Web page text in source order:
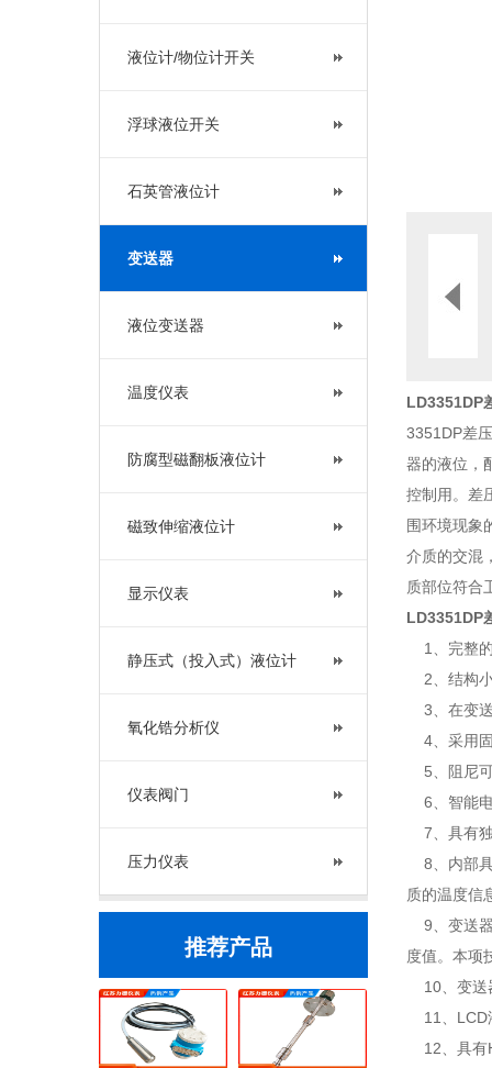
液位计/物位计开关
浮球液位开关
石英管液位计
变送器
液位变送器
温度仪表
防腐型磁翻板液位计
磁致伸缩液位计
显示仪表
静压式（投入式）液位计
氧化锆分析仪
仪表阀门
压力仪表
推荐产品
LD3351DP
3351DP差
器的液位，
控制用。差
围环境现象
介质的交混
质部位符合
LD3351DP
1、完整的
2、结构小
3、在变送
4、采用固
5、阻尼可
6、智能
7、具有独
8、内部具
质的温度信
9、变送器
度值。本项
10、变送
11、LCD
12、具有